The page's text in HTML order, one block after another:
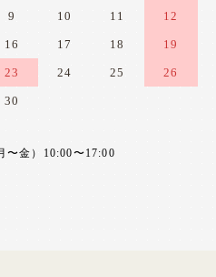
9 10 11 12
16 17 18 19
23 24 25 26
30
〜金）10:00〜17:00